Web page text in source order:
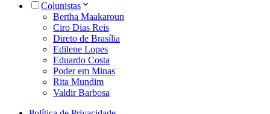
Colunistas
Bertha Maakaroun
Ciro Dias Reis
Direto de Brasília
Edilene Lopes
Eduardo Costa
Poder em Minas
Rita Mundim
Valdir Barbosa